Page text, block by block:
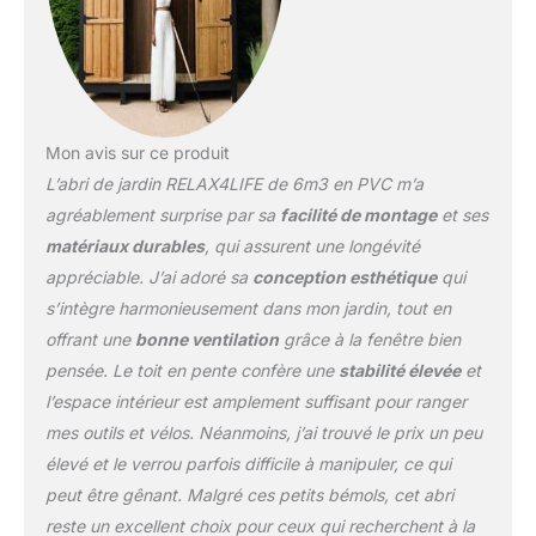
avec des poignées pour
assurer un accès facile.
La conception
aux gros objets ou vélos
★TOIT IMPERMÉABLE
INCLINÉ★ Le design en
pente aide à évacuer
l’eau rapidement les jours
hiver. Fait de PVC
imperméable, le toit
empêche l’eau de
pénétrer, tout en offrant
une bonne protection
contre les rayons UV.
★BONNE
VENTILATION★ Cet abri
Mon avis sur ce produit
L’abri de jardin RELAX4LIFE de 6m3 en PVC m’a
agréablement surprise par sa facilité de montageet ses
matériaux durables, qui assurent une longévité
appréciable. J’ai adoré sa conception esthétiquequi
s’intègre harmonieusement dans mon jardin, tout en
offrant une bonne ventilationgrâce à la fenêtre bien
pensée. Le toit en pente confère une stabilité élevéeet
l’espace intérieur est amplement suffisant pour ranger
mes outils et vélos. Néanmoins, j’ai trouvé le prix un peu
élevé et le verrou parfois difficile à manipuler, ce qui
peut être gênant. Malgré ces petits bémols, cet abri
reste un excellent choix pour ceux qui recherchent à la